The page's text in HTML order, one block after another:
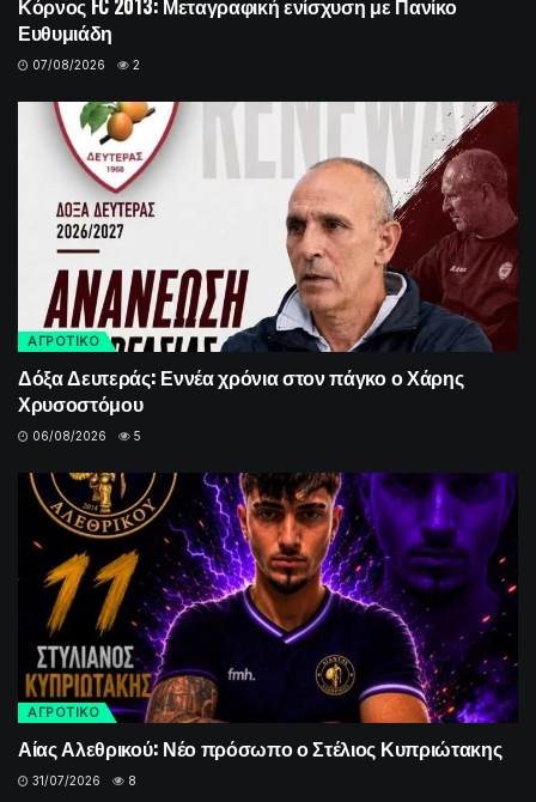
Ευθυμιάδη
07/08/2026 2
ΑΓΡΟΤΙΚΟ
Δόξα Δευτεράς: Εννέα χρόνια στον πάγκο ο Χάρης
Χρυσοστόμου
06/08/2026 5
ΑΓΡΟΤΙΚΟ
Αίας Αλεθρικού: Νέο πρόσωπο ο Στέλιος Κυπριώτακης
31/07/2026 8